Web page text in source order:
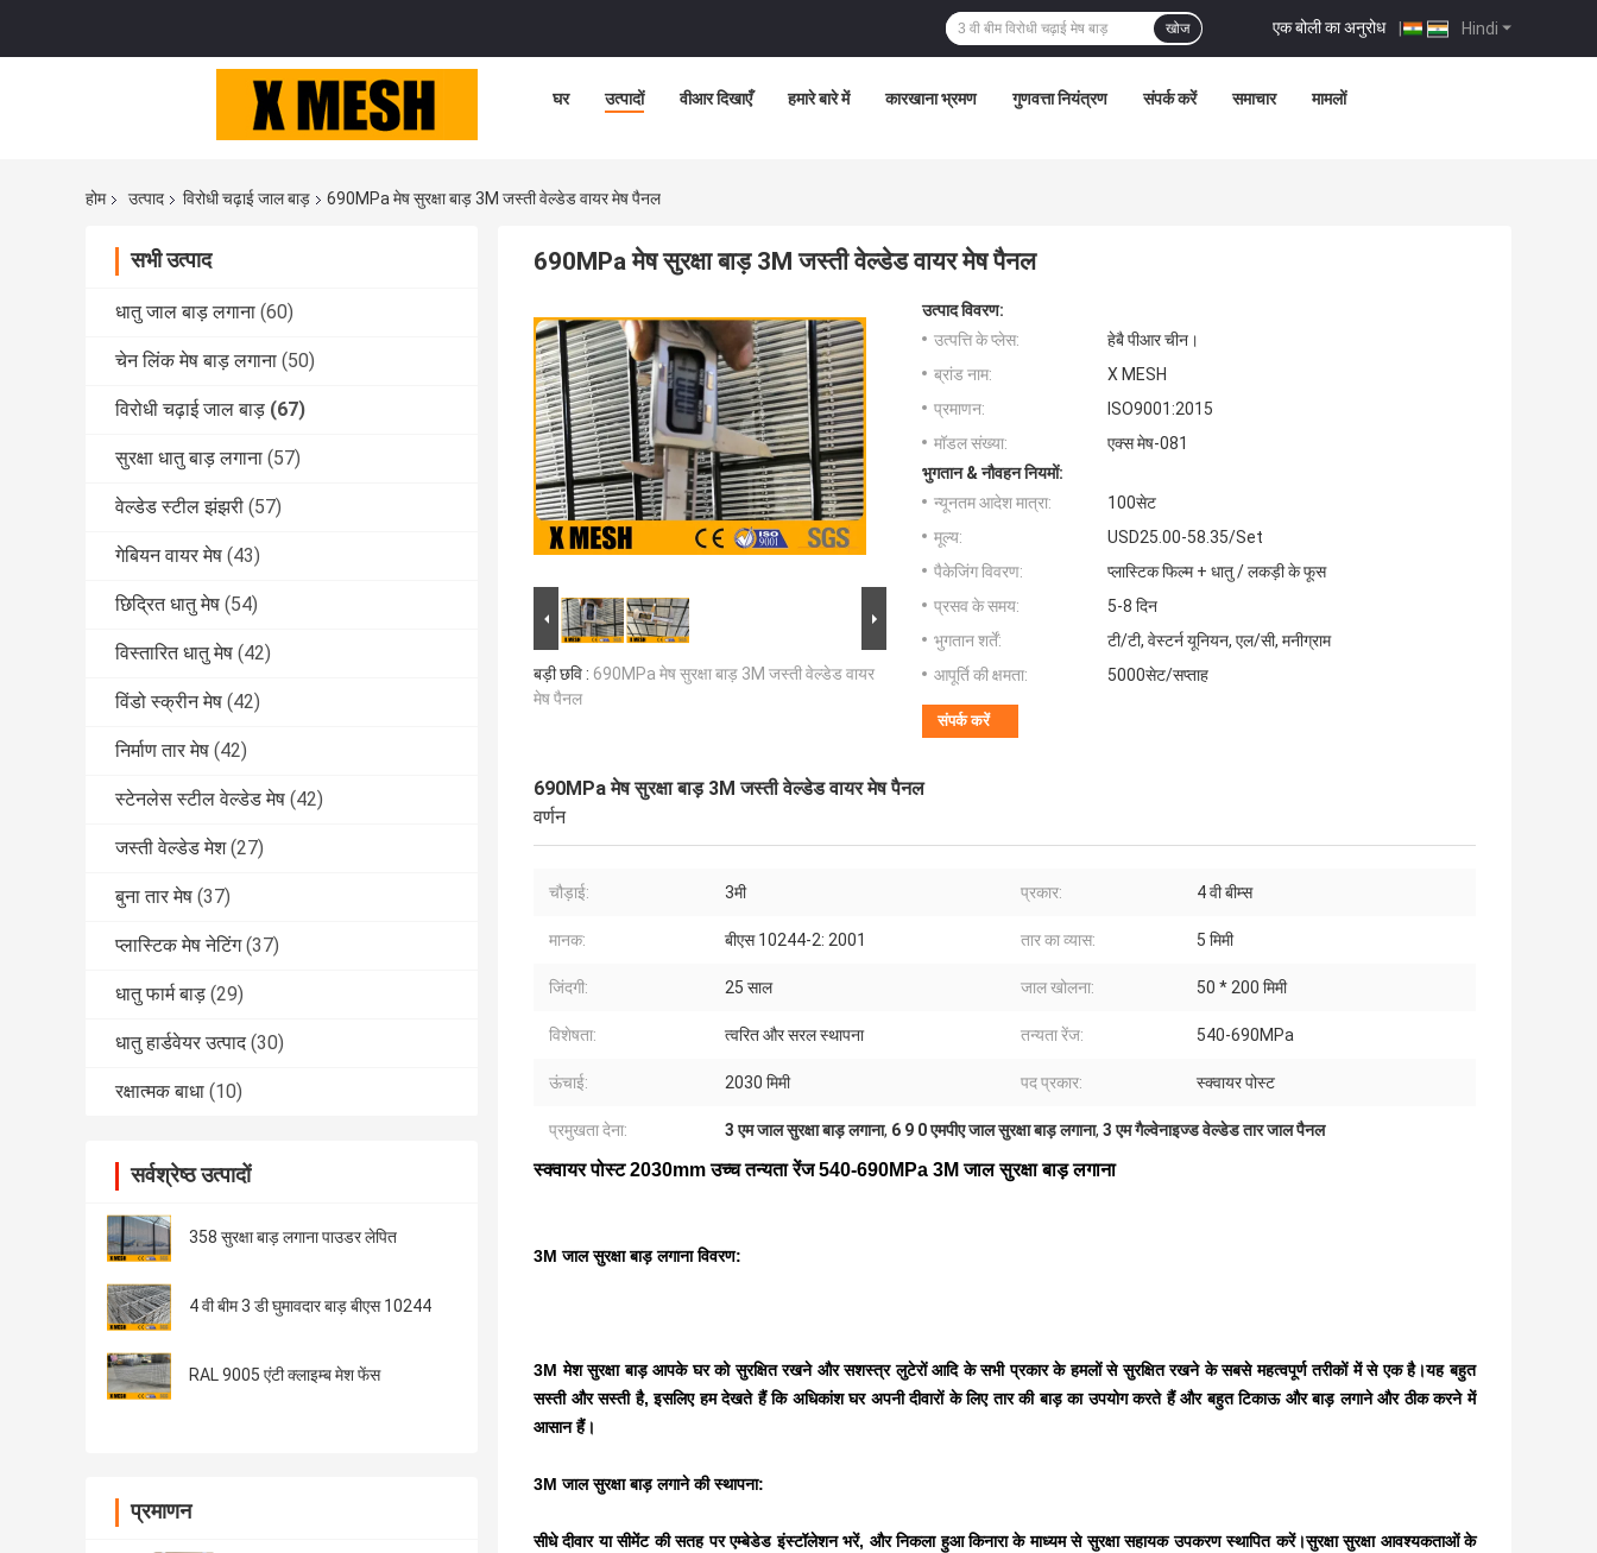
Hindi
एक बोली का अनुरोध |
खोज
घर उत्पादों वीआर दिखाएँ हमारे बारे में कारखाना भ्रमण गुणवत्ता नियंत्रण संपर्क करें समाचार मामलों
होम उत्पाद विरोधी चढ़ाई जाल बाड़ 690MPa मेष सुरक्षा बाड़ 3M जस्ती वेल्डेड वायर मेष पैनल
सभी उत्पाद
धातु जाल बाड़ लगाना (60)
चेन लिंक मेष बाड़ लगाना (50)
विरोधी चढ़ाई जाल बाड़ (67)
सुरक्षा धातु बाड़ लगाना (57)
वेल्डेड स्टील झंझरी (57)
गेबियन वायर मेष (43)
छिद्रित धातु मेष (54)
विस्तारित धातु मेष (42)
विंडो स्क्रीन मेष (42)
निर्माण तार मेष (42)
स्टेनलेस स्टील वेल्डेड मेष (42)
जस्ती वेल्डेड मेश (27)
बुना तार मेष (37)
प्लास्टिक मेष नेटिंग (37)
धातु फार्म बाड़ (29)
धातु हार्डवेयर उत्पाद (30)
रक्षात्मक बाधा (10)
सर्वश्रेष्ठ उत्पादों
358 सुरक्षा बाड़ लगाना पाउडर लेपित
4 वी बीम 3 डी घुमावदार बाड़ बीएस 10244
RAL 9005 एंटी क्लाइम्ब मेश फेंस
प्रमाणन
690MPa मेष सुरक्षा बाड़ 3M जस्ती वेल्डेड वायर मेष पैनल
बड़ी छवि : 690MPa मेष सुरक्षा बाड़ 3M जस्ती वेल्डेड वायर
मेष पैनल
उत्पाद विवरण:
उत्पत्ति के प्लेस:
हेबै पीआर चीन।
ब्रांड नाम:
X MESH
प्रमाणन:
ISO9001:2015
मॉडल संख्या:
एक्स मेष-081
भुगतान & नौवहन नियमों:
न्यूनतम आदेश मात्रा:
100सेट
मूल्य:
USD25.00-58.35/Set
पैकेजिंग विवरण:
प्लास्टिक फिल्म + धातु / लकड़ी के फूस
प्रसव के समय:
5-8 दिन
भुगतान शर्तें:
टी/टी, वेस्टर्न यूनियन, एल/सी, मनीग्राम
आपूर्ति की क्षमता:
5000सेट/सप्ताह
संपर्क करें
690MPa मेष सुरक्षा बाड़ 3M जस्ती वेल्डेड वायर मेष पैनल
वर्णन
चौड़ाई: 3मी प्रकार: 4 वी बीम्स
मानक: बीएस 10244-2: 2001 तार का व्यास: 5 मिमी
जिंदगी: 25 साल जाल खोलना: 50 * 200 मिमी
विशेषता: त्वरित और सरल स्थापना तन्यता रेंज: 540-690MPa
ऊंचाई: 2030 मिमी पद प्रकार: स्क्वायर पोस्ट
प्रमुखता देना: 3 एम जाल सुरक्षा बाड़ लगाना, 6 9 0 एमपीए जाल सुरक्षा बाड़ लगाना, 3 एम गैल्वेनाइज्ड वेल्डेड तार जाल पैनल
स्क्वायर पोस्ट 2030mm उच्च तन्यता रेंज 540-690MPa 3M जाल सुरक्षा बाड़ लगाना
3M जाल सुरक्षा बाड़ लगाना विवरण:
3M मेश सुरक्षा बाड़ आपके घर को सुरक्षित रखने और सशस्त्र लुटेरों आदि के सभी प्रकार के हमलों से सुरक्षित रखने के सबसे महत्वपूर्ण तरीकों में से एक है।यह बहुत
सस्ती और सस्ती है, इसलिए हम देखते हैं कि अधिकांश घर अपनी दीवारों के लिए तार की बाड़ का उपयोग करते हैं और बहुत टिकाऊ और बाड़ लगाने और ठीक करने में
आसान हैं।
3M जाल सुरक्षा बाड़ लगाने की स्थापना:
सीधे दीवार या सीमेंट की सतह पर एम्बेडेड इंस्टॉलेशन भरें, और निकला हुआ किनारा के माध्यम से सुरक्षा सहायक उपकरण स्थापित करें।सुरक्षा सुरक्षा आवश्यकताओं के